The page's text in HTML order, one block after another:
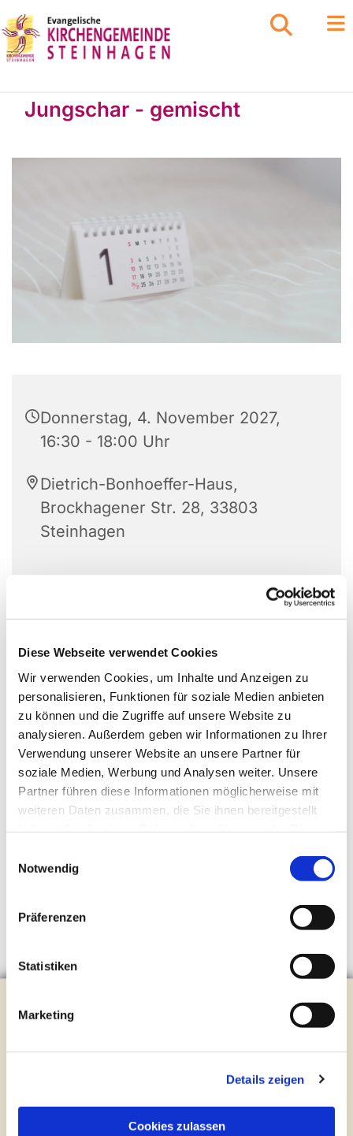
Diese Webseite verwendet Cookies
Wir verwenden Cookies, um Inhalte und Anzeigen zu
personalisieren, Funktionen für soziale Medien anbieten
zu können und die Zugriffe auf unsere Website zu
analysieren. Außerdem geben wir Informationen zu Ihrer
Verwendung unserer Website an unsere Partner für
soziale Medien, Werbung und Analysen weiter. Unsere
Partner führen diese Informationen möglicherweise mit
weiteren Daten zusammen, die Sie ihnen bereitgestellt
Notwendig
Präferenzen
Statistiken
Marketing
Details zeigen
Cookies zulassen
Jungschar - gemischt
Donnerstag, 4. November 2027,
16:30 - 18:00 Uhr
Dietrich-Bonhoeffer-Haus,
Brockhagener Str. 28, 33803
Steinhagen
Für Jungen und Mädchen im Alter zwischen 6 bis
Brockhagener Straße 28 | 33803 Steinhagen
Mail:gemeindeamt@kirche-steinhagen.de
Kontakt und Öffnungszeiten